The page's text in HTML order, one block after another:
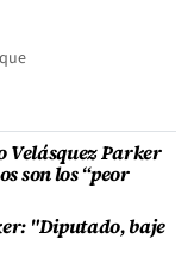
Velásquez Parker
son los “peor
"Diputado, baje